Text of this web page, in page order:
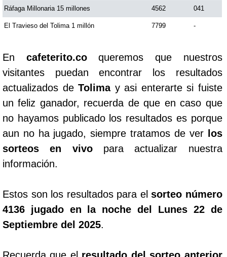
Ráfaga Millonaria 15 millones 4562 041
El Travieso del Tolima 1 millón 7799 -
En cafeterito.coqueremos que nuestros
visitantes puedan encontrar los resultados
actualizados deTolimay asi enterarte si fuiste
un feliz ganador, recuerda de que en caso que
no hayamos publicado los resultados es porque
aun no ha jugado, siempre tratamos de ver
los
sorteos en vivopara actualizar nuestra
información.
Estos son los resultados para elsorteo número
4136 jugado en la noche del Lunes 22 de
Septiembre del 2025.